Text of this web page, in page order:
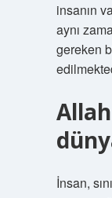
insanın
aynı
gereken
İnsan,